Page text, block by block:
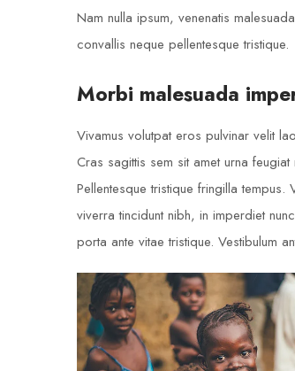
Nam nulla ipsum, venenatis
convallis neque pellentesque tristique.
Morbi malesuada
Vivamus volutpat eros pulvinar velit
Cras sagittis sem sit amet urna
Pellentesque tristique fringilla
viverra tincidunt nibh, in imperdiet
porta ante vitae tristique. Vestibulum